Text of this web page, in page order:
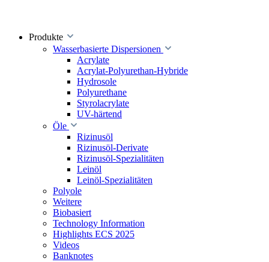
Produkte
Wasserbasierte Dispersionen
Acrylate
Acrylat-Polyurethan-Hybride
Hydrosole
Polyurethane
Styrolacrylate
UV-härtend
Öle
Rizinusöl
Rizinusöl-Derivate
Rizinusöl-Spezialitäten
Leinöl
Leinöl-Spezialitäten
Polyole
Weitere
Biobasiert
Technology Information
Highlights ECS 2025
Videos
Banknotes